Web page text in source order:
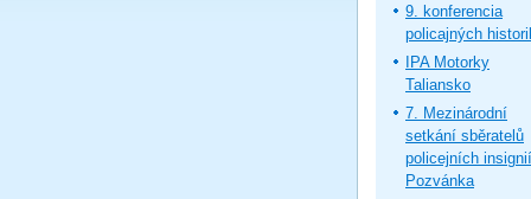
9. konferencia
policajných
IPA Motorky
Taliansko
7. Mezinárodní
setkání sběratelů
policejních
Pozvánka